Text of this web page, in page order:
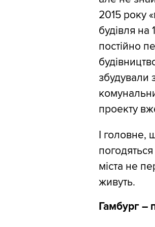
2015 року
будівля на
постійно
збудували
проекту
І головне,
міста не
живуть.
Гамбург –